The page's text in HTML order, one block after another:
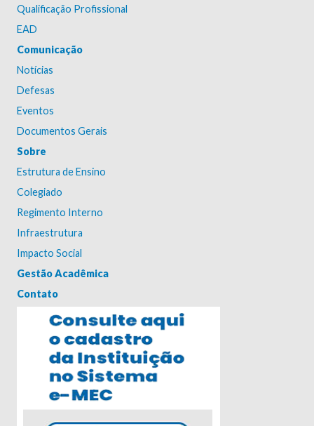
Qualificação Profissional
EAD
Comunicação
Notícias
Defesas
Eventos
Documentos Gerais
Sobre
Estrutura de Ensino
Colegiado
Regimento Interno
Infraestrutura
Impacto Social
Gestão Acadêmica
Contato